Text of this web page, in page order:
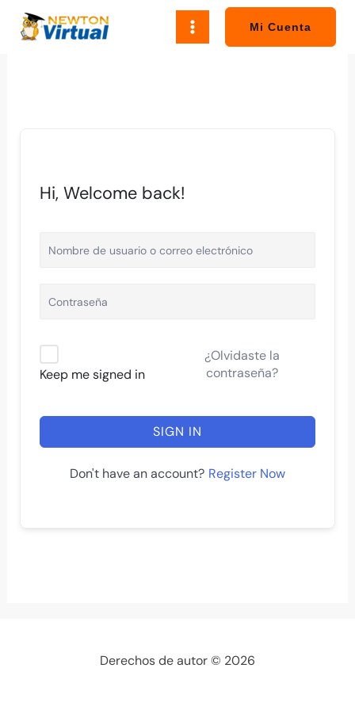
Mi Cuenta
Hi, Welcome back!
Keep me signed in
¿Olvidaste la
contraseña?
SIGN IN
Don't have an account? Register Now
Derechos de autor © 2026